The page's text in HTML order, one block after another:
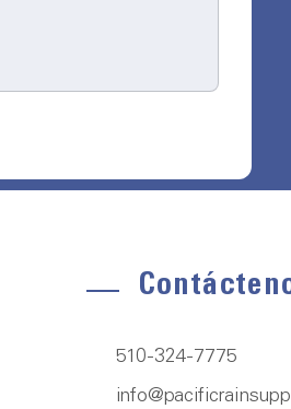
510-324-7775